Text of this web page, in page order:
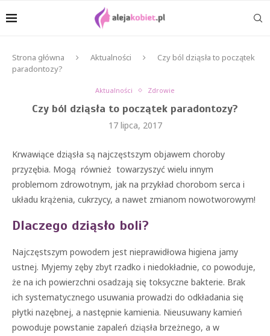
Strona główna Aktualności
Czy ból dziąsła to początek
paradontozy?
Aktualności Zdrowie
Czy ból dziąsła to początek paradontozy?
17 lipca, 2017
Krwawiące dziąsła są najczęstszym objawem choroby
przyzębia. Mogą również towarzyszyć wielu innym
problemom zdrowotnym, jak na przykład chorobom serca i
układu krążenia, cukrzycy, a nawet zmianom nowotworowym!
Dlaczego dziąsło boli?
Najczęstszym powodem jest nieprawidłowa higiena jamy
ustnej. Myjemy zęby zbyt rzadko i niedokładnie, co powoduje,
że na ich powierzchni osadzają się toksyczne bakterie. Brak
ich systematycznego usuwania prowadzi do odkładania się
płytki nazębnej, a następnie kamienia. Nieusuwany kamień
powoduje powstanie zapaleń dziąsła brzeżnego, a w